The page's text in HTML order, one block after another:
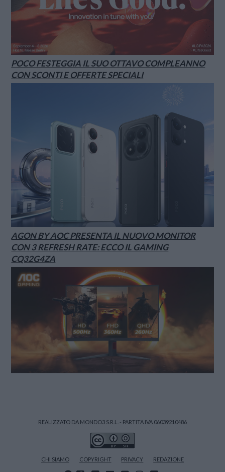
POCO FESTEGGIA IL SUO OTTAVO COMPLEANNO
CON SCONTI E OFFERTE SPECIALI
AGON BY AOC PRESENTA IL NUOVO MONITOR
CON 3 REFRESH RATE: ECCO IL GAMING
CQ32G4ZA
REALIZZATO DA MONDO3 S.R.L. - PARTITA IVA 06039210486
CHI SIAMO COPYRIGHT PRIVACY REDAZIONE